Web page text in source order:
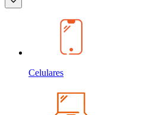
Celulares